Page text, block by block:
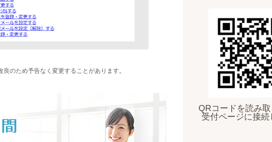
のため予告なく変更することがあります。
QRコードを読み
受付ページに接続